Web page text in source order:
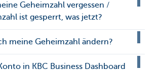
Geheimzahl vergessen /
ist gesperrt, was jetzt?
meine Geheimzahl ändern?
in KBC Business Dashboard